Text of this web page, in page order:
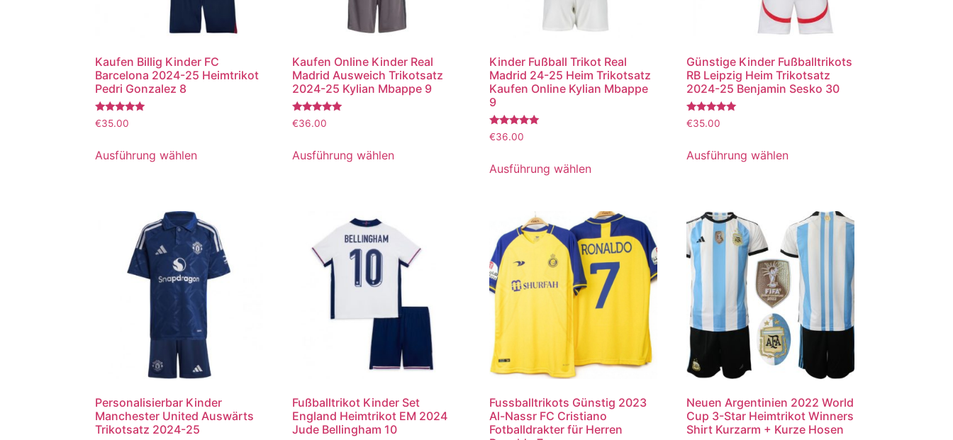
Kaufen Billig Kinder FC
Barcelona 2024-25 Heimtrikot
Pedri Gonzalez 8
Bewertet
mit
von 5
€35.00
Ausführung wählen
Kaufen Online Kinder Real
Madrid Ausweich Trikotsatz
2024-25 Kylian Mbappe 9
Bewertet
mit
von 5
€36.00
Ausführung wählen
Kinder Fußball Trikot Real
Madrid 24-25 Heim Trikotsatz
Kaufen Online Kylian Mbappe
9
Bewertet
mit
von 5
€36.00
Ausführung wählen
Günstige Kinder Fußballtrikots
RB Leipzig Heim Trikotsatz
2024-25 Benjamin Sesko 30
Bewertet
mit
von 5
€35.00
Ausführung wählen
Personalisierbar Kinder
Manchester United Auswärts
Trikotsatz 2024-25
Fußballtrikot Kinder Set
England Heimtrikot EM 2024
Jude Bellingham 10
Fussballtrikots Günstig 2023
Al-Nassr FC Cristiano
Fotballdrakter für Herren
Neuen Argentinien 2022 World
Cup 3-Star Heimtrikot Winners
Shirt Kurzarm + Kurze Hosen